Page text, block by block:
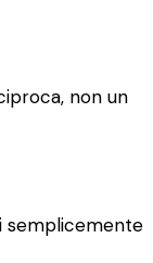
non un
semplicemente